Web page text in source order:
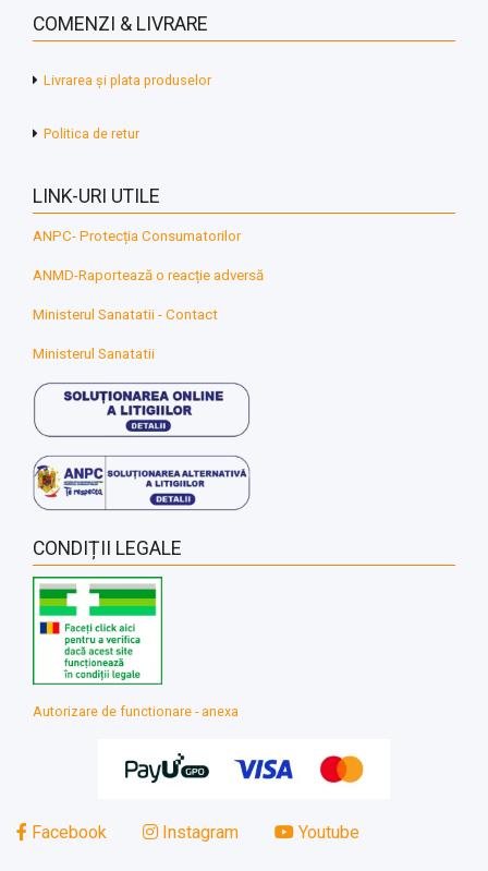
COMENZI & LIVRARE
Livrarea și plata produselor
Politica de retur
LINK-URI UTILE
ANPC- Protecția Consumatorilor
ANMD-Raportează o reacție adversă
Ministerul Sanatatii - Contact
Ministerul Sanatatii
CONDIȚII LEGALE
Autorizare de functionare - anexa
Facebook Instagram Youtube